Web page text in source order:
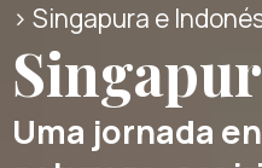
> Singapura e
Uma jornada